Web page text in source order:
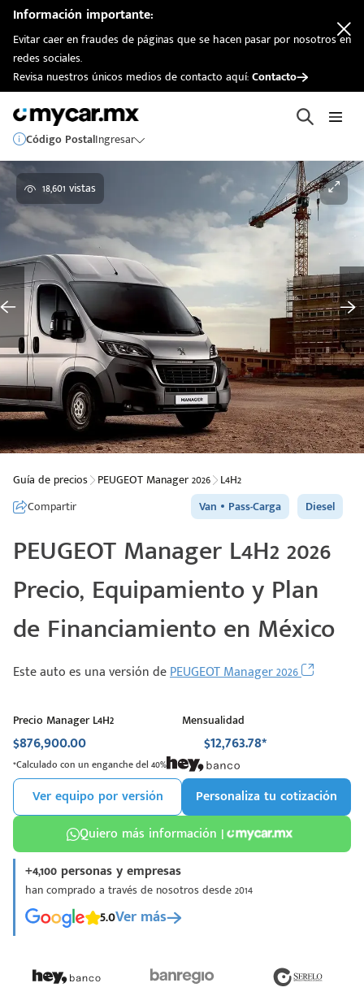
Información importante:
Evitar caer en fraudes de páginas que se hacen pasar por nosotros en
redes sociales.
Revisa nuestros únicos medios de contacto aquí:Contacto
Código PostalIngresar
18,601 vistas
Guía de precios PEUGEOT Manager 2026 L4H2
Compartir
Van Pass-Carga Diesel
PEUGEOT Manager L4H2 2026
Precio, Equipamiento y Plan
de Financiamiento en México
Este auto es una versión dePEUGEOT Manager 2026
Precio Manager L4H2
$876,900.00
Mensualidad
$12,763.78*
*Calculado con un enganche del 40%
Ver equipo por versión
Personaliza tu cotización
Quiero más información |
+4,100 personas y empresas
han comprado a través de nosotros desde 2014
5.0Ver más